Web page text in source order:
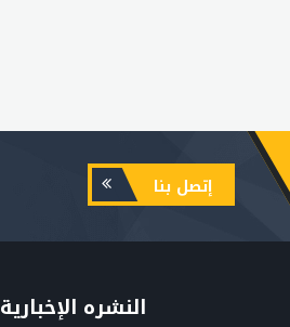
إتصل بنا
النشره الإخبارية